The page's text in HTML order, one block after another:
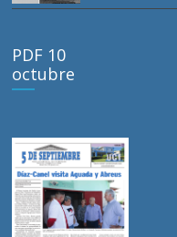
PDF 10
octubre